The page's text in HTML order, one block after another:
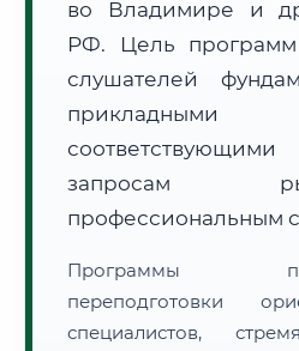
• Маршрут транзита:
📜 Документы и аккредитация
во Владимире и
РФ. Цель
слушателей
прикладными
запросам
профессиональным
Программы
переподготовки
специалистов,